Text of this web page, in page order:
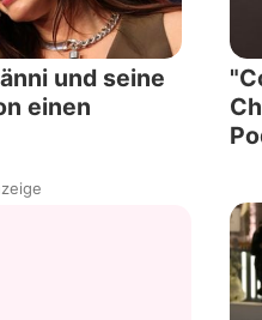
und seine
einen